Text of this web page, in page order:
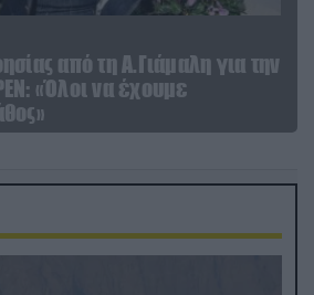
από τη Α.Γιάμαλη για την
«Όλοι να έχουμε